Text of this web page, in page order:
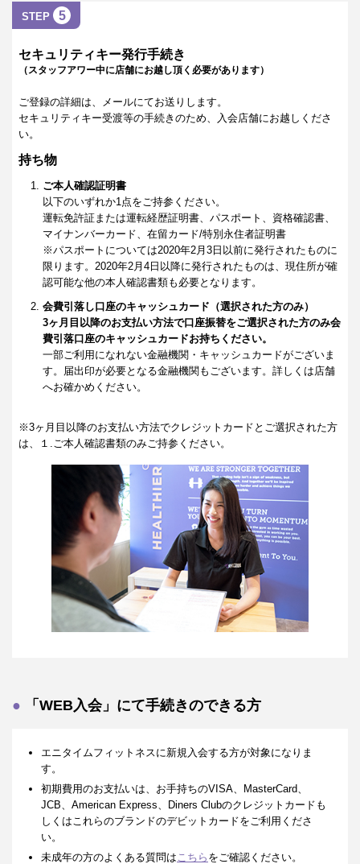
STEP 5
セキュリティキー発行手続き
（スタッフアワー中に店舗にお越し頂く必要があります）
ご登録の詳細は、メールにてお送りします。
セキュリティキー受渡等の手続きのため、入会店舗にお越しくださ
い。
持ち物
ご本人確認証明書
以下のいずれか1点をご持参ください。
運転免許証または運転経歴証明書、パスポート、資格確認書、
マイナンバーカード、在留カード/特別永住者証明書
※パスポートについては2020年2月3日以前に発行されたものに
限ります。2020年2月4日以降に発行されたものは、現住所が確
認可能な他の本人確認書類も必要となります。
会費引落し口座のキャッシュカード（選択された方のみ）
3ヶ月目以降のお支払い方法で口座振替をご選択された方のみ会
費引落口座のキャッシュカードお持ちください。
一部ご利用になれない金融機関・キャッシュカードがございま
す。届出印が必要となる金融機関もございます。詳しくは店舗
へお確かめください。
※3ヶ月目以降のお支払い方法でクレジットカードとご選択された方
は、１.ご本人確認書類のみご持参ください。
「WEB入会」にて手続きのできる方
エニタイムフィットネスに新規入会する方が対象になりま
す。
初期費用のお支払いは、お手持ちのVISA、MasterCard、
JCB、American Express、Diners Clubのクレジットカードも
しくはこれらのブランドのデビットカードをご利用くださ
い。
未成年の方のよくある質問はこちら をご確認ください。